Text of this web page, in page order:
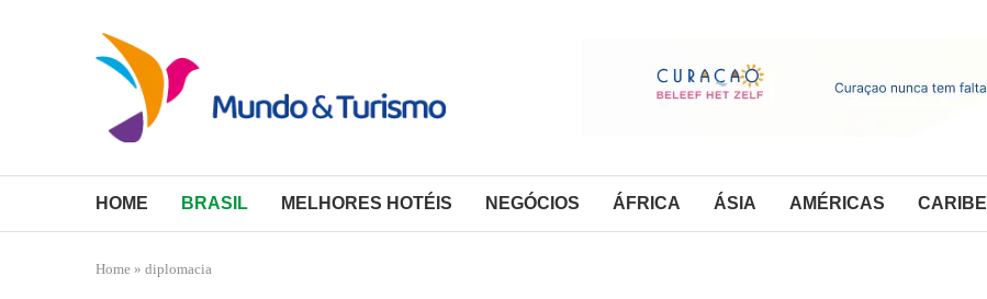
HOME BRASIL MELHORES HOTÉIS NEGÓCIOS ÁFRICA ÁSIA AMÉRICAS CARIBE
Home » diplomacia